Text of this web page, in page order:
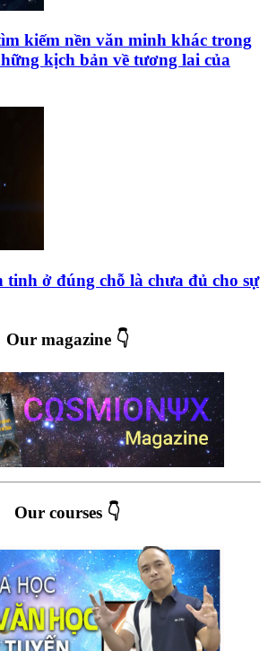
kiếm nền văn minh khác trong
kịch bản về tương lai của
tinh ở đúng chỗ là chưa đủ cho sự
Our magazine 👇
Our courses 👇